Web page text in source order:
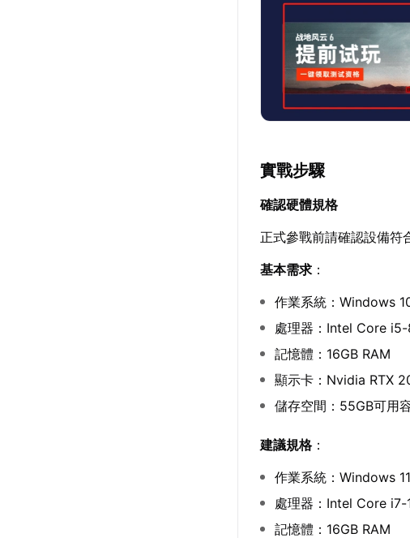
實戰步驟
確認硬體規格
正式參戰前請確認設備符
基本需求：
作業系統：Windows
處理器：Intel Core
記憶體：16GB RAM
顯示卡：Nvidia RTX
儲存空間：55GB可用
建議規格：
作業系統：Windows 11
處理器：Intel Core
記憶體：16GB RAM